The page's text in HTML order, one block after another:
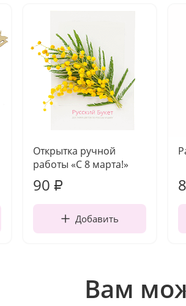
Открытка ручной
работы «С 8 марта!»
90 ₽
Добавить
Вам